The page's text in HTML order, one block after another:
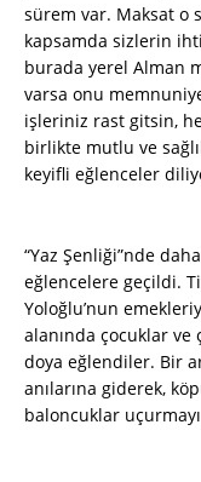
sürem var. Maksat o
kapsamda sizlerin
burada yerel Alman
varsa onu
işleriniz rast gitsin,
birlikte mutlu ve
keyifli eğlenceler
“Yaz Şenliği”nde
eğlencelere geçildi.
Yoloğlu’nun
alanında çocuklar
doya eğlendiler. Bir
anılarına giderek,
baloncuklar